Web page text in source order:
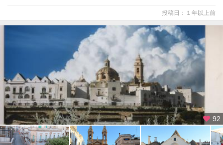
ガ
辺
ガ
ル
ド
ー
ネ
投稿日：１年以上前
92